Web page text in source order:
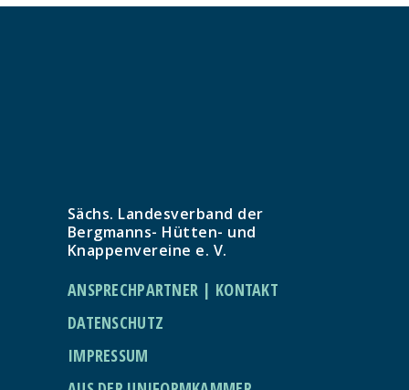
Sächs. Landesverband der
Bergmanns- Hütten- und
Knappenvereine e. V.
ANSPRECHPARTNER | KONTAKT
DATENSCHUTZ
IMPRESSUM